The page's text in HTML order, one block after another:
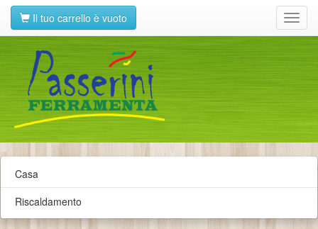
Il tuo carrello è vuoto
Casa
Riscaldamento